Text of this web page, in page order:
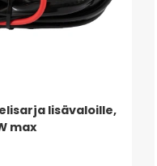
lisävaloille,
max